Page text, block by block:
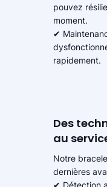
pouvez
moment.
✔
rapidement.
Des
au
Notre
dernières
✔ Détection